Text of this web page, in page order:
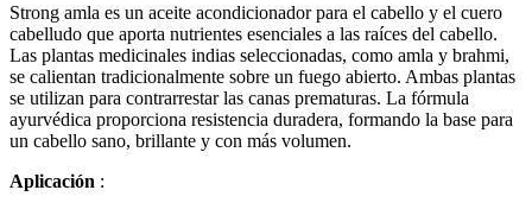
Strong amla es un aceite acondicionador para el cabello y el cuero
cabelludo que aporta nutrientes esenciales a las raíces del cabello.
Las plantas medicinales indias seleccionadas, como amla y brahmi,
se calientan tradicionalmente sobre un fuego abierto. Ambas plantas
se utilizan para contrarrestar las canas prematuras. La fórmula
ayurvédica proporciona resistencia duradera, formando la base para
un cabello sano, brillante y con más volumen.
Aplicación :